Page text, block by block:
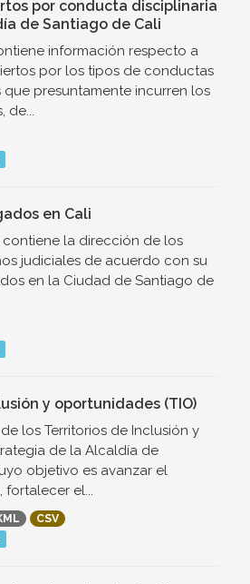
por conducta disciplinaria
de Santiago de Cali
información respecto a
por los tipos de conductas
que presuntamente incurren los
de...
en Cali
la dirección de los
judiciales de acuerdo con su
en la Ciudad de Santiago de
y oportunidades (TIO)
los Territorios de Inclusión y
de la Alcaldía de
objetivo es avanzar el
fortalecer el...
CSV